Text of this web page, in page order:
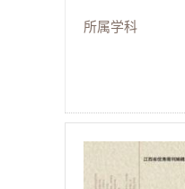
所属学科